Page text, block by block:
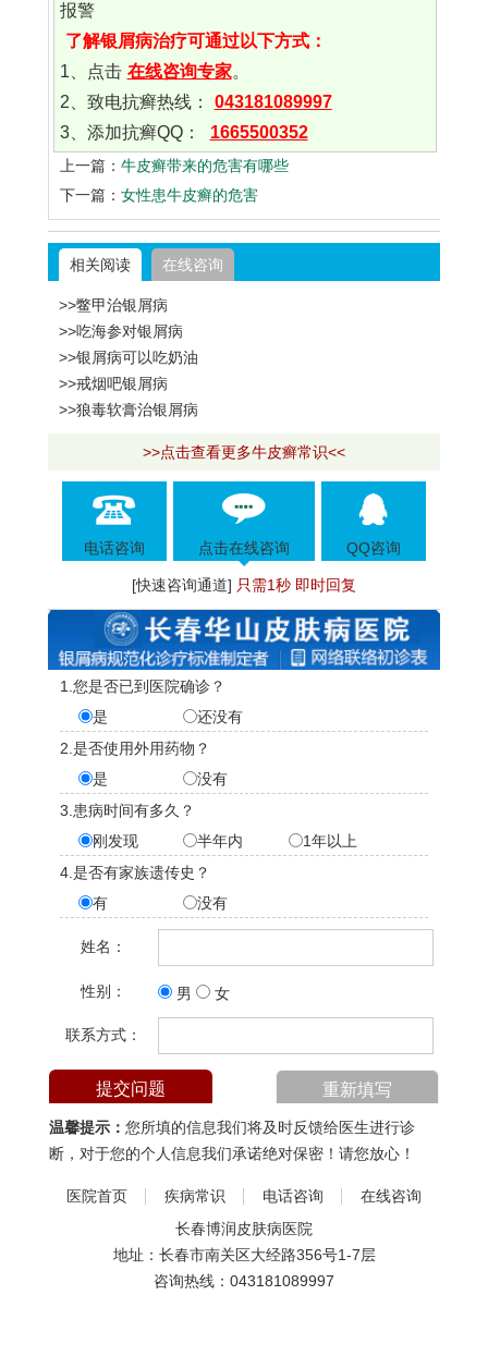
报警
了解银屑病治疗可通过以下方式：
1、点击 在线咨询专家。
2、致电抗癣热线：
043181089997
3、添加抗癣QQ：
1665500352
上一篇： 牛皮癣带来的危害有哪些
下一篇： 女性患牛皮癣的危害
相关阅读 在线咨询
>>鳖甲治银屑病
>>吃海参对银屑病
>>银屑病可以吃奶油
>>戒烟吧银屑病
>>狼毒软膏治银屑病
>>点击查看更多牛皮癣常识<<
电话咨询 点击在线咨询 QQ咨询
[快速咨询通道] 只需1秒 即时回复
1.您是否已到医院确诊？
是
还没有
2.是否使用外用药物？
是
没有
3.患病时间有多久？
刚发现
半年内
1年以上
4.是否有家族遗传史？
有
没有
姓名：
性别： 男 女
联系方式：
温馨提示： 您所填的信息我们将及时反馈给医生进行诊
断，对于您的个人信息我们承诺绝对保密！请您放心！
医院首页 疾病常识 电话咨询
在线咨询
长春博润皮肤病医院
地址：长春市南关区大经路356号1-7层
咨询热线： 043181089997